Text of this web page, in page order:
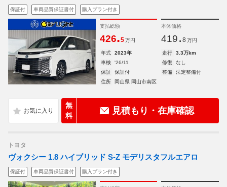
保証付 車両品質保証書付 購入プラン付き
支払総額
426.5 万円
本体価格
419. 8 万円
年式 2023年 走行
3.3万km
車検
'26/11 修復
なし
保証
保証付 整備
法定整備付
住所
岡山県 岡山市南区
無
料
見積もり・在庫確認
トヨタ
ヴォクシー 1.8 ハイブリッド S-Z モデリスタフルエアロ
保証付 車両品質保証書付 購入プラン付き